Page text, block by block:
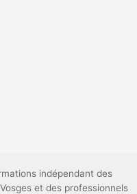
indépendant des
et des professionnels